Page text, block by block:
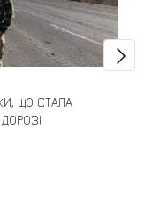
ЩО СТАЛА